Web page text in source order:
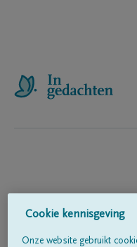
Cookie kennisgeving
Onze website gebruikt